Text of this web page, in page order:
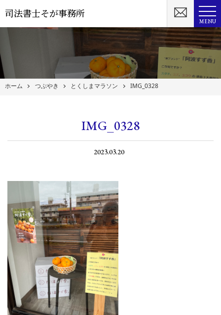
司法書士そが事務所
MENU
ホーム つぶやき とくしまマラソン IMG_0328
IMG_0328
2023.03.20